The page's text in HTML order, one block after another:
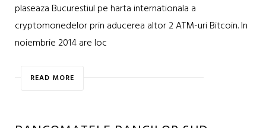
plaseaza Bucurestiul pe harta internationala a
cryptomonedelor prin aducerea altor 2 ATM-uri Bitcoin. In
noiembrie 2014 are loc
READ MORE